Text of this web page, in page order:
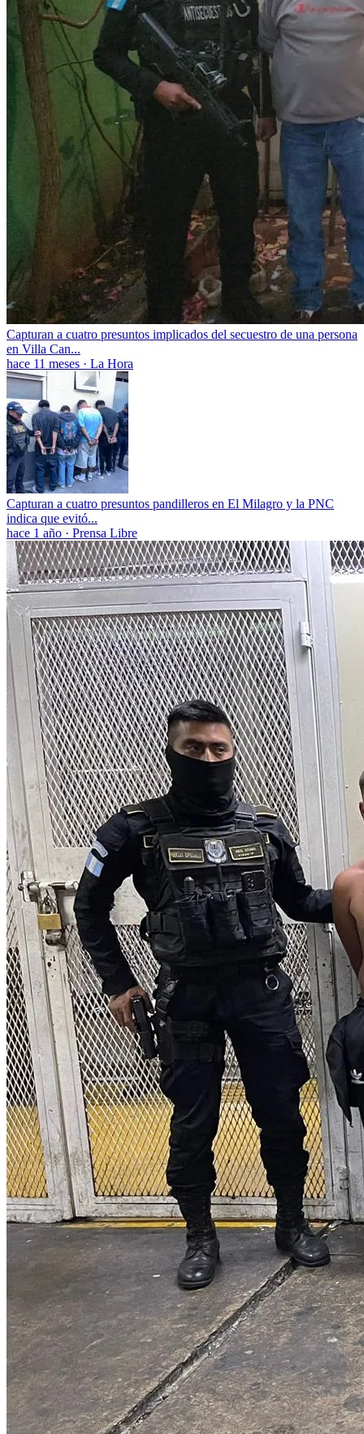
Capturan a cuatro presuntos implicados del secuestro de una persona
en Villa Can...
hace 11 meses · La Hora
Capturan a cuatro presuntos pandilleros en El Milagro y la PNC
indica que evitó...
hace 1 año · Prensa Libre